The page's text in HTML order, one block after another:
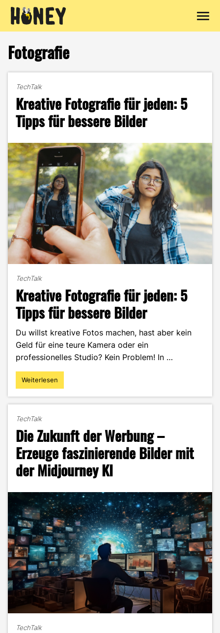
Inhalt
springen
Fotografie
TechTalk
Kreative Fotografie für jeden: 5
Tipps für bessere Bilder
TechTalk
Kreative Fotografie für jeden: 5
Tipps für bessere Bilder
Du willst kreative Fotos machen, hast aber kein
Geld für eine teure Kamera oder ein
professionelles Studio? Kein Problem! In …
"Kreative
Fotografie
5
Tipps
für
bessere
Bilder"
Weiterlesen
TechTalk
Die Zukunft der Werbung –
Erzeuge faszinierende Bilder mit
der Midjourney KI
TechTalk